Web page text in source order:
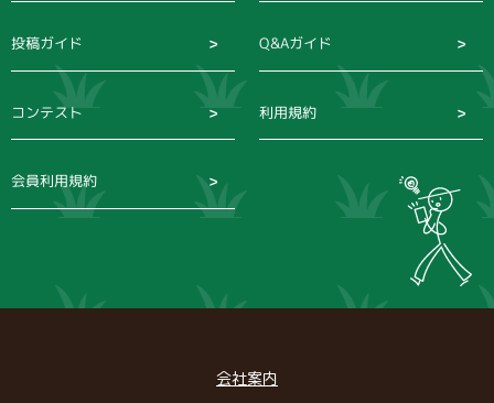
投稿ガイド Q&Aガイド
コンテスト 利用規約
会員利用規約
会社案内